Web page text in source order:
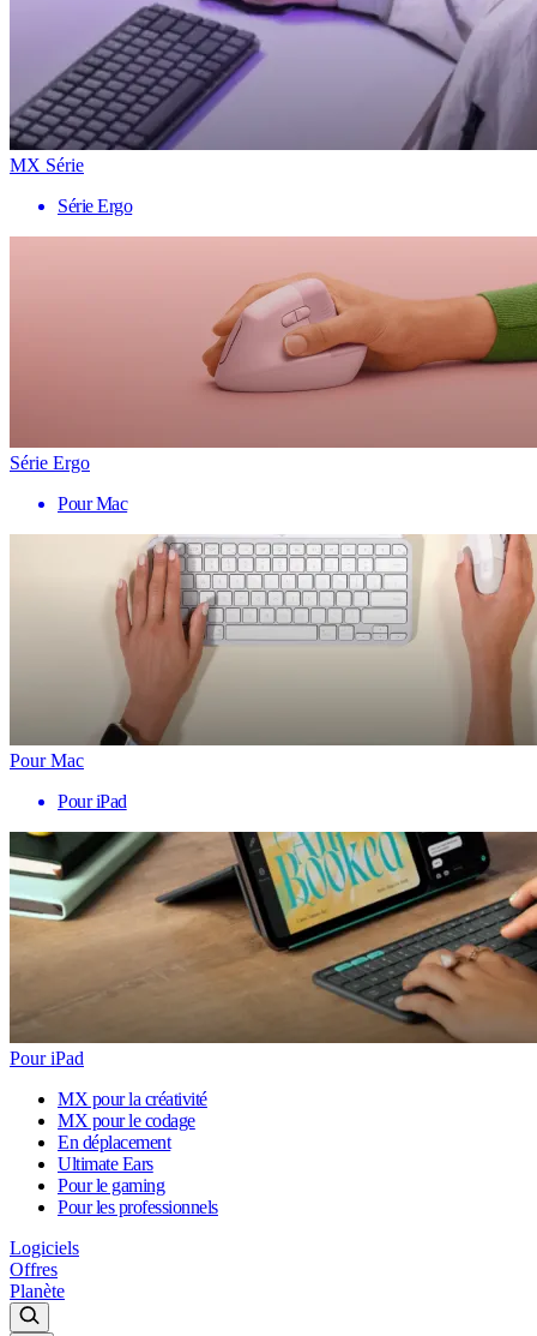
MX Série
Série Ergo
Série Ergo
Pour Mac
Pour Mac
Pour iPad
Pour iPad
MX pour la créativité
MX pour le codage
En déplacement
Ultimate Ears
Pour le gaming
Pour les professionnels
Logiciels
Offres
Planète